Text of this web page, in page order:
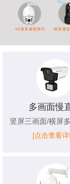
多画面慢
竖屏三画面/横屏
[点击查看